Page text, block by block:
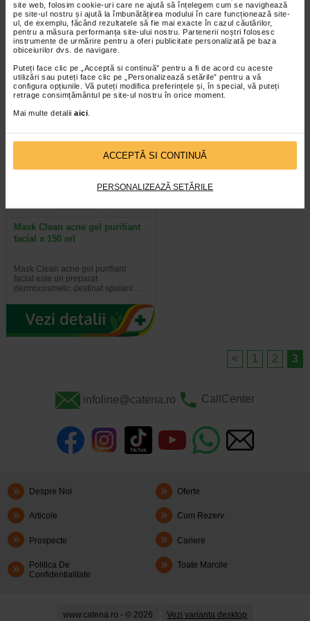
site web, folosim cookie-uri care ne ajută să înțelegem cum se navighează
pe site-ul nostru și ajută la îmbunătățirea modului în care funcționează site-
ul, de exemplu, făcând rezultatele să fie mai exacte în cazul căutărilor,
pentru a măsura performanța site-ului nostru. Partenerii noștri folosesc
instrumente de urmărire pentru a oferi publicitate personalizată pe baza
obiceiurilor dvs. de navigare.
Puteți face clic pe „Acceptă si continuă” pentru a fi de acord cu aceste
utilizări sau puteți face clic pe „Personalizează setările” pentru a vă
configura opțiunile. Vă puteți modifica preferințele și, în special, vă puteți
retrage consimțământul pe site-ul nostru în orice moment.
Mai multe detalii aici
ACCEPTĂ SI CONTINUĂ
PERSONALIZEAZĂ SETĂRILE
pt.curatarea tenului x 150ml…
Pentru persoanele cu tenul gras si
sensibil, predispus la dezvoltarea
curatare hidratanta…
LRP Effaclar H Crema de curatare
Mask Clean acne gel purifiant
facial x 150 ml
Mask Clean acne gel purifiant
facial este un preparat
dermocosmetic destinat spalarii…
< 1 2 3
infoline@catena.ro CallCenter
Despre Noi Oferte
Articole Cum Rezerv
Prospecte Cariere
Politica De
Confidentialitate
Toate Marcile
www.catena.ro - © 2026 Vezi varianta desktop